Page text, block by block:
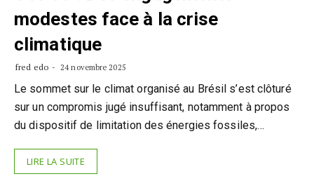
modestes face à la crise
climatique
fred edo 24 novembre 2025
Le sommet sur le climat organisé au Brésil s’est clôturé
sur un compromis jugé insuffisant, notamment à propos
du dispositif de limitation des énergies fossiles,…
LIRE LA SUITE